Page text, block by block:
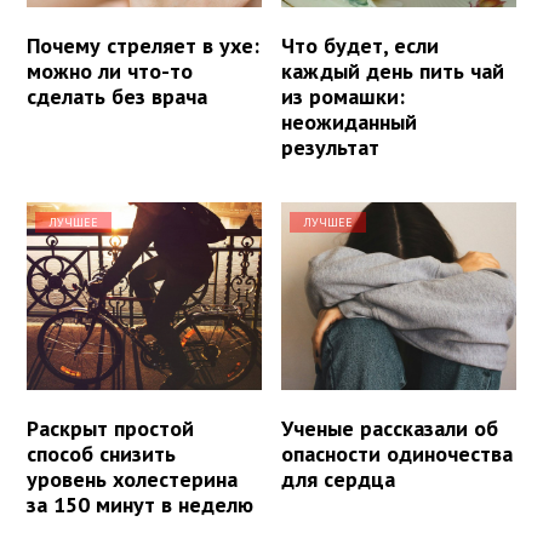
Почему стреляет в ухе:
можно ли что-то
сделать без врача
Что будет, если
каждый день пить чай
из ромашки:
неожиданный
результат
ЛУЧШЕЕ
Раскрыт простой
способ снизить
уровень холестерина
за 150 минут в неделю
ЛУЧШЕЕ
Ученые рассказали об
опасности одиночества
для сердца